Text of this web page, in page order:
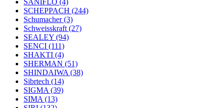
SANIFLO (4)
SCHEPPACH (244)
Schumacher(3)
Schweisskraft (27)
SEALEY (94)
SENCI (111)
SHAKTI (4)
SHERMAN (51)
SHINDAIWA (38)
Sibrtech (14)
SIGMA (39)
SIMA (13)